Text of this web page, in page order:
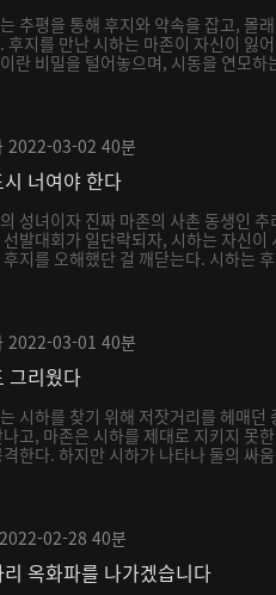
추평을 통해 후지와 약속을 잡고, 몰
후지를 만난 시하는 마존이 자신이 잃
란 비밀을 털어놓으며, 시동을 연모하
2022-03-02 40분
시 너여야 한다
성녀이자 진짜 마존의 사촌 동생인 추
선발대회가 일단락되자, 시하는 자신이
후지를 오해했단 걸 깨닫는다. 시하는
2022-03-01 40분
그리웠다
시하를 찾기 위해 저잣거리를 헤매던
나고, 마존은 시하를 제대로 지키지 못
격한다. 하지만 시하가 나타나 둘의 싸
2022-02-28 40분
리 옥화파를 나가겠습니다